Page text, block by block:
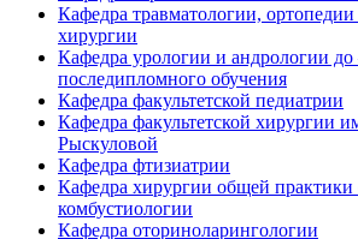
Кафедра травматологии,
хирургии
Кафедра урологии и андрологии до
последипломного обучения
Кафедра факультетской педиатрии
Кафедра факультетской хирургии
Рыскуловой
Кафедра фтизиатрии
Кафедра хирургии общей практики
комбустиологии
Кафедра оториноларингологии